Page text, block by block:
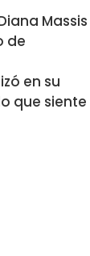
Massis
de
en su
que siente